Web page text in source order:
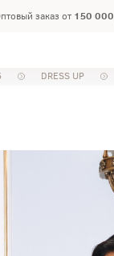
заказ от 150
DRESS UP